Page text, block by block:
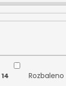
14 Rozbaleno